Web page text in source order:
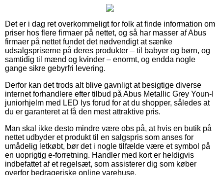
Det er i dag ret overkommeligt for folk at finde information om
priser hos flere firmaer på nettet, og så har masser af Abus
firmaer på nettet fundet det nødvendigt at sænke
udsalgspriserne på deres produkter – til babyer og børn, og
samtidig til mænd og kvinder – enormt, og endda nogle
gange sikre gebyrfri levering.
Derfor kan det trods alt blive gavnligt at besigtige diverse
internet forhandlere efter tilbud på Abus Metallic Grey Youn-I
juniorhjelm med LED lys forud for at du shopper, således at
du er garanteret at få den mest attraktive pris.
Man skal ikke desto mindre være obs på, at hvis en butik på
nettet udbyder et produkt til en salgspris som anses for
umådelig letkøbt, bør det i nogle tilfælde være et symbol på
en uoprigtig e-forretning. Handler med kort er heldigvis
indbefattet af et regelsæt, som assisterer dig som køber
overfor bedrageriske online varehuse.